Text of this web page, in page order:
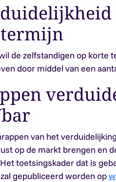
de zelfstandigen op korte
door middel van een
van het
op de markt brengen en
toetsingskader dat is
gepubliceerd worden op